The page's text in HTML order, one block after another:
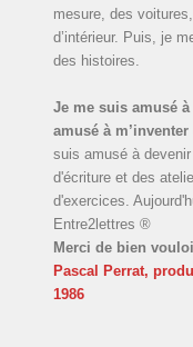
mesure, des
d’intérieur. Puis, je
des histoires.
Je me suis amusé
amusé à
suis amusé à
d'écriture et des
d'exercices.
Entre2lettres ®
Merci de bien
Pascal Perrat,
1986